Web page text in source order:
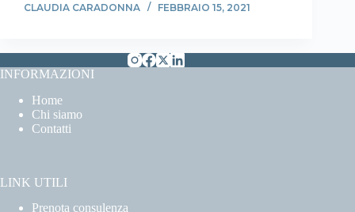
CLAUDIA CARADONNA FEBBRAIO 15, 2021
INFORMAZIONI
Home
Chi siamo
Contatti
LINK UTILI
Prenota consulenza